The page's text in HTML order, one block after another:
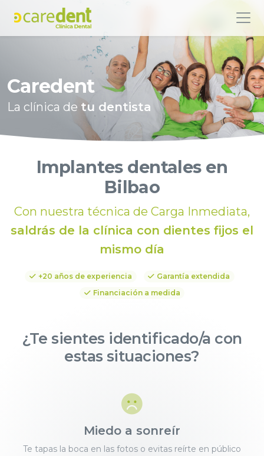
Caredent
La clínica de tu dentista
Implantes dentales en
Bilbao
Con nuestra técnica de Carga Inmediata,
saldrás de la clínica con dientes fijos el
mismo día
+20 años de experiencia
Garantía extendida
Financiación a medida
¿Te sientes identificado/a con
estas situaciones?
Miedo a sonreír
Te tapas la boca en las fotos o evitas reírte en público